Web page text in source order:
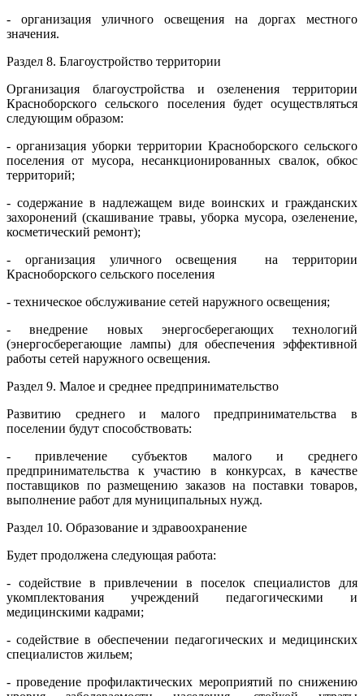
- организация уличного освещения на доргах местного
значения.
Раздел 8. Благоустройство территории
Организация благоустройства и озеленения территории
Красноборского сельского поселения будет осуществляться
следующим образом:
- организация уборки территории Красноборского сельского
поселения от мусора, несанкционированных свалок, обкос
территорий;
- содержание в надлежащем виде воинских и гражданских
захоронений (скашивание травы, уборка мусора, озеленение,
косметический ремонт);
- организация уличного освещения на территории
Красноборского сельского поселения
- техническое обслуживание сетей наружного освещения;
- внедрение новых энергосберегающих технологий
(энергосберегающие лампы) для обеспечения эффективной
работы сетей наружного освещения.
Раздел 9. Малое и среднее предпринимательство
Развитию среднего и малого предпринимательства в
поселении будут способствовать:
- привлечение субъектов малого и среднего
предпринимательства к участию в конкурсах, в качестве
поставщиков по размещению заказов на поставки товаров,
выполнение работ для муниципальных нужд.
Раздел 10. Образование и здравоохранение
Будет продолжена следующая работа:
- содействие в привлечении в поселок специалистов для
укомплектования учреждений педагогическими и
медицинскими кадрами;
- содействие в обеспечении педагогических и медицинских
специалистов жильем;
- проведение профилактических мероприятий по снижению